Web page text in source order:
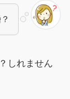
しれません